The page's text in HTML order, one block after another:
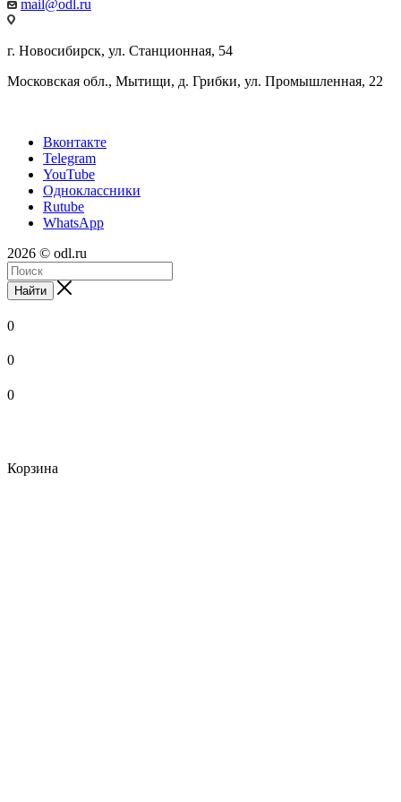
mail@odl.ru
г. Новосибирск, ул. Станционная, 54
Московская обл., Мытищи, д. Грибки, ул. Промышленная, 22
Вконтакте
Telegram
YouTube
Одноклассники
Rutube
WhatsApp
2026 © odl.ru
Найти
0
0
0
Корзина